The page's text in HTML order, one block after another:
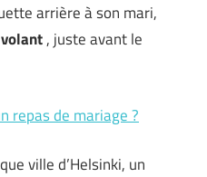
arrière à son mari,
, juste avant le
repas de mariage ?
ville d’Helsinki, un